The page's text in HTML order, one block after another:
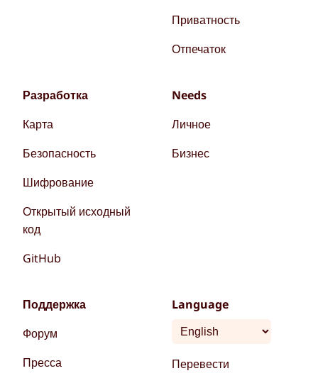
Приватность
Отпечаток
Разработка
Карта
Безопасность
Шифрование
Открытый исходный
код
GitHub
Needs
Личное
Бизнес
Поддержка
Форум
Пресса
Language
Перевести